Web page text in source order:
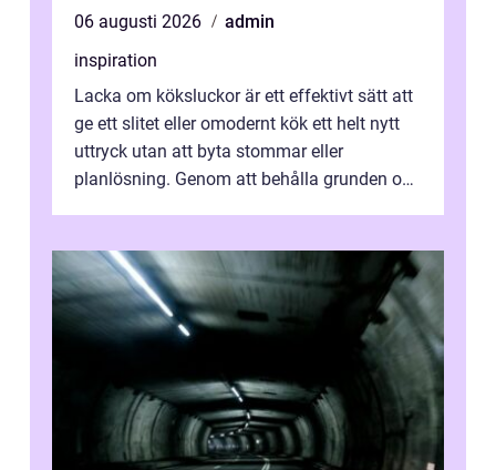
06 augusti 2026
admin
inspiration
Lacka om köksluckor är ett effektivt sätt att
ge ett slitet eller omodernt kök ett helt nytt
uttryck utan att byta stommar eller
planlösning. Genom att behålla grunden och